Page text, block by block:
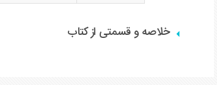
خلاصه و قسمتی از کتاب